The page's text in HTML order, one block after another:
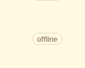
offline